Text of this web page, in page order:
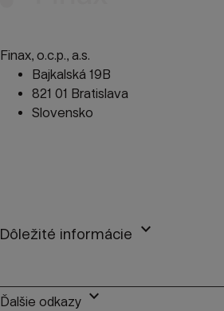
Finax, o.c.p., a.s.
Bajkalská 19B
821 01 Bratislava
Slovensko
Dôležité informácie keyboard_arrow_down
Ďalšie odkazy keyboard_arrow_down